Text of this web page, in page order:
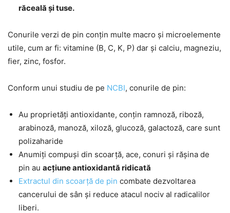
răceală și tuse.
Conurile verzi de pin conțin multe macro și microelemente
utile, cum ar fi: vitamine (B, C, K, P) dar și calciu, magneziu,
fier, zinc, fosfor.
Conform unui studiu de pe NCBI, conurile de pin:
Au proprietăți antioxidante, conțin ramnoză, riboză,
arabinoză, manoză, xiloză, glucoză, galactoză, care sunt
polizaharide
Anumiți compuși din scoarță, ace, conuri și rășina de
pin au acțiune antioxidantă ridicată
Extractul din scoarță de pin combate dezvoltarea
cancerului de sân și reduce atacul nociv al radicalilor
liberi.